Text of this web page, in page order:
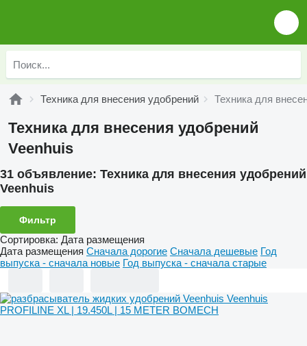
Техника для внесения удобрений Техника для
Техника для внесения удобрений
Veenhuis
31 объявление: Техника для внесения удобрений
Veenhuis
Фильтр
Сортировка: Дата размещения
Дата размещения Сначала дорогие Сначала дешевые Год
выпуска - сначала новые Год выпуска - сначала старые